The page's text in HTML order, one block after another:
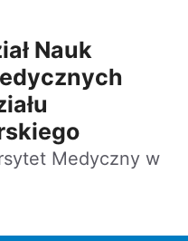
Nauk
Medyczny w